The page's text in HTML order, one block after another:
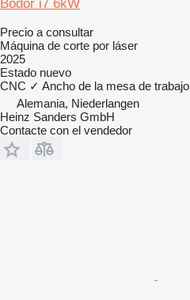
Bodor i7 6kW
Precio a consultar
Máquina de corte por láser
2025
Estado nuevo
CNC ✓ Ancho de la mesa de trabajo
Alemania, Niederlangen
Heinz Sanders GmbH
Contacte con el vendedor